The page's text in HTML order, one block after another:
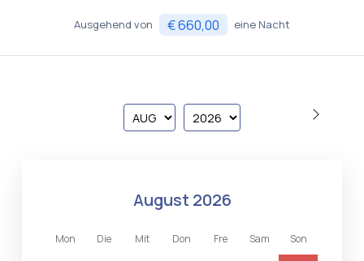
Ausgehend von € 660,00 eine Nacht
august 2026
mon die mit don fre sam son